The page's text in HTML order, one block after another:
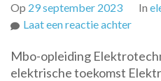
Op 29 september 2023 In
Laat een reactie achterop
Mbo-opleiding
elektrische toekomst